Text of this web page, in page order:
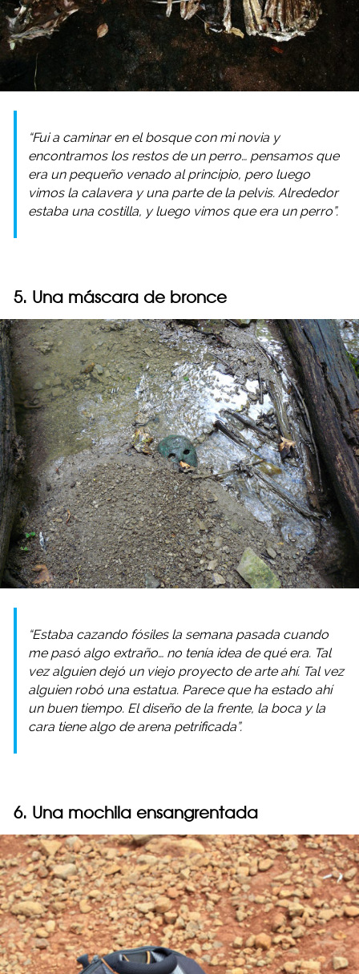
“Fui a caminar en el bosque con mi novia y
encontramos los restos de un perro… pensamos que
era un pequeño venado al principio, pero luego
vimos la calavera y una parte de la pelvis. Alrededor
estaba una costilla, y luego vimos que era un perro”.
5. Una máscara de bronce
“Estaba cazando fósiles la semana pasada cuando
me pasó algo extraño… no tenía idea de qué era. Tal
vez alguien dejó un viejo proyecto de arte ahí. Tal vez
alguien robó una estatua. Parece que ha estado ahí
un buen tiempo. El diseño de la frente, la boca y la
cara tiene algo de arena petrificada”.
6. Una mochila ensangrentada